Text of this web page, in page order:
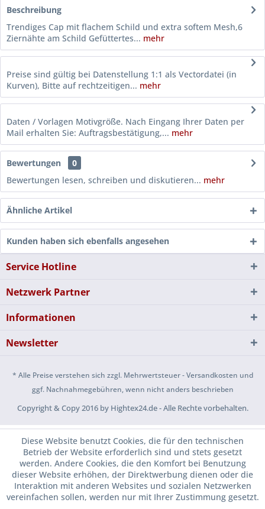
Beschreibung
Trendiges Cap mit flachem Schild und extra softem Mesh,6
Ziernähte am Schild Gefüttertes... mehr
Preise sind gültig bei Datenstellung 1:1 als Vectordatei (in
Kurven), Bitte auf rechtzeitigen... mehr
Daten / Vorlagen Motivgröße. Nach Eingang Ihrer Daten per
Mail erhalten Sie: Auftragsbestätigung,... mehr
Bewertungen
0
Bewertungen lesen, schreiben und diskutieren... mehr
Ähnliche Artikel
Kunden haben sich ebenfalls angesehen
Service Hotline
Netzwerk Partner
Informationen
Newsletter
* Alle Preise verstehen sich zzgl. Mehrwertsteuer - Versandkosten und
ggf. Nachnahmegebühren, wenn nicht anders beschrieben
Copyright & Copy 2016 by Hightex24.de - Alle Rechte vorbehalten.
Diese Website benutzt Cookies, die für den technischen
Betrieb der Website erforderlich sind und stets gesetzt
werden. Andere Cookies, die den Komfort bei Benutzung
dieser Website erhöhen, der Direktwerbung dienen oder die
Interaktion mit anderen Websites und sozialen Netzwerken
vereinfachen sollen, werden nur mit Ihrer Zustimmung gesetzt.